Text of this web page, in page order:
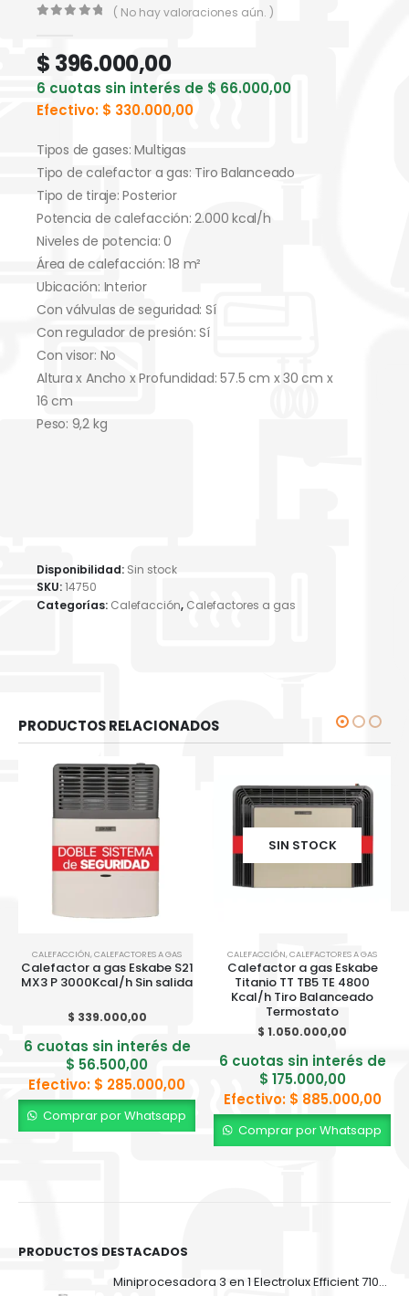
( No hay valoraciones aún. )
$ 396.000,00
6 cuotas sin interés de $ 66.000,00
Efectivo: $ 330.000,00
Tipos de gases: Multigas
Tipo de calefactor a gas: Tiro Balanceado
Tipo de tiraje: Posterior
Potencia de calefacción: 2.000 kcal/h
Niveles de potencia: 0
Área de calefacción: 18 m²
Ubicación: Interior
Con válvulas de seguridad: Sí
Con regulador de presión: Sí
Con visor: No
Altura x Ancho x Profundidad: 57.5 cm x 30 cm x
16 cm
Peso: 9,2 kg
Disponibilidad: Sin stock
SKU:14750
Categorías: Calefacción, Calefactores a gas
PRODUCTOS RELACIONADOS
CALEFACCIÓN,CALEFACTORES A GAS
Calefactor a gas Eskabe S21
MX3 P 3000Kcal/h Sin salida
$ 339.000,00
6 cuotas sin interés de
$ 56.500,00
Efectivo: $ 285.000,00
Comprar por Whatsapp
SIN STOCK
CALEFACCIÓN,CALEFACTORES A GAS
Calefactor a gas Eskabe
Titanio TT TB5 TE 4800
Kcal/h Tiro Balanceado
Termostato
$ 1.050.000,00
6 cuotas sin interés de
$ 175.000,00
Efectivo: $ 885.000,00
Comprar por Whatsapp
PRODUCTOS DESTACADOS
Miniprocesadora 3 en 1 Electrolux Efficient 710ml EFP500